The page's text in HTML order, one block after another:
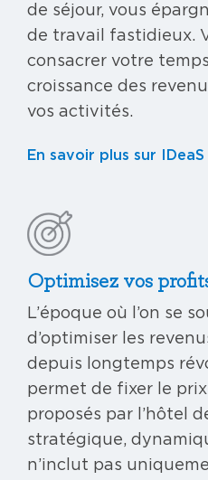
de séjour, vous
de travail fastidieux.
consacrer votre
croissance des
vos activités.
En savoir plus sur IDeaS
Optimisez vos
L’époque où l’on se
d’optimiser les
depuis longtemps
permet de fixer le
proposés par l’hôtel
stratégique,
n’inclut pas